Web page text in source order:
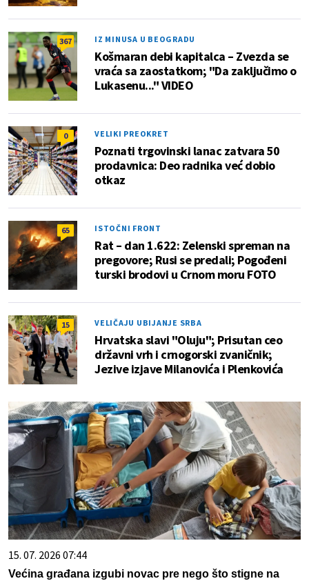
367 IZ MINUSA U BEOGRADU
Košmaran debi kapitalca – Zvezda se
vraća sa zaostatkom; "Da zaključimo o
Lukasenu..." VIDEO
0 VELIKI PREOKRET
Poznati trgovinski lanac zatvara 50
prodavnica: Deo radnika već dobio
otkaz
65 ISTOČNI FRONT
Rat – dan 1.622: Zelenski spreman na
pregovore; Rusi se predali; Pogođeni
turski brodovi u Crnom moru FOTO
15 VELIČAJU UBIJANJE SRBA
Hrvatska slavi "Oluju"; Prisutan ceo
državni vrh i crnogorski zvaničnik;
Jezive izjave Milanovića i Plenkovića
15. 07. 2026 07:44
Većina građana izgubi novac pre nego što stigne na